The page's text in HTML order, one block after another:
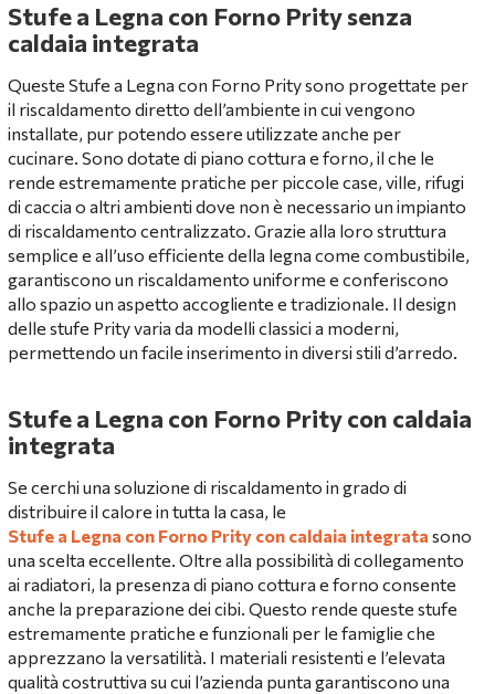
Stufe a Legna con Forno Prity senza
caldaia integrata
Queste Stufe a Legna con Forno Pritysono progettate per
il riscaldamento diretto dell’ambiente in cui vengono
installate, pur potendo essere utilizzate anche per
cucinare. Sono dotate di piano cottura e forno, il che le
rende estremamente pratiche per piccole case, ville, rifugi
di caccia o altri ambienti dove non è necessario un impianto
di riscaldamento centralizzato. Grazie alla loro struttura
semplice e all’uso efficiente della legna come combustibile,
garantiscono un riscaldamento uniforme e conferiscono
allo spazio un aspetto accogliente e tradizionale. Il design
delle stufe Prity varia da modelli classici a moderni,
permettendo un facile inserimento in diversi stili d’arredo.
Stufe a Legna con Forno Prity con caldaia
integrata
Se cerchi una soluzione di riscaldamento in grado di
distribuire il calore in tutta la casa, le
Stufe a Legna con Forno Prity con caldaia integrata sono
una scelta eccellente. Oltre alla possibilità di collegamento
ai radiatori, la presenza di piano cottura e forno consente
anche la preparazione dei cibi. Questo rende queste stufe
estremamente pratiche e funzionali per le famiglie che
apprezzano la versatilità. I materiali resistenti e l’elevata
qualità costruttiva su cui l’azienda punta garantiscono una